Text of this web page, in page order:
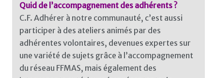
Quid de l’accompagnement des adhérents ?
C.F. Adhérer à notre communauté, c’est aussi
participer à des ateliers animés par des
adhérentes volontaires, devenues expertes sur
une variété de sujets grâce à l’accompagnement
du réseau FFMAS, mais également des